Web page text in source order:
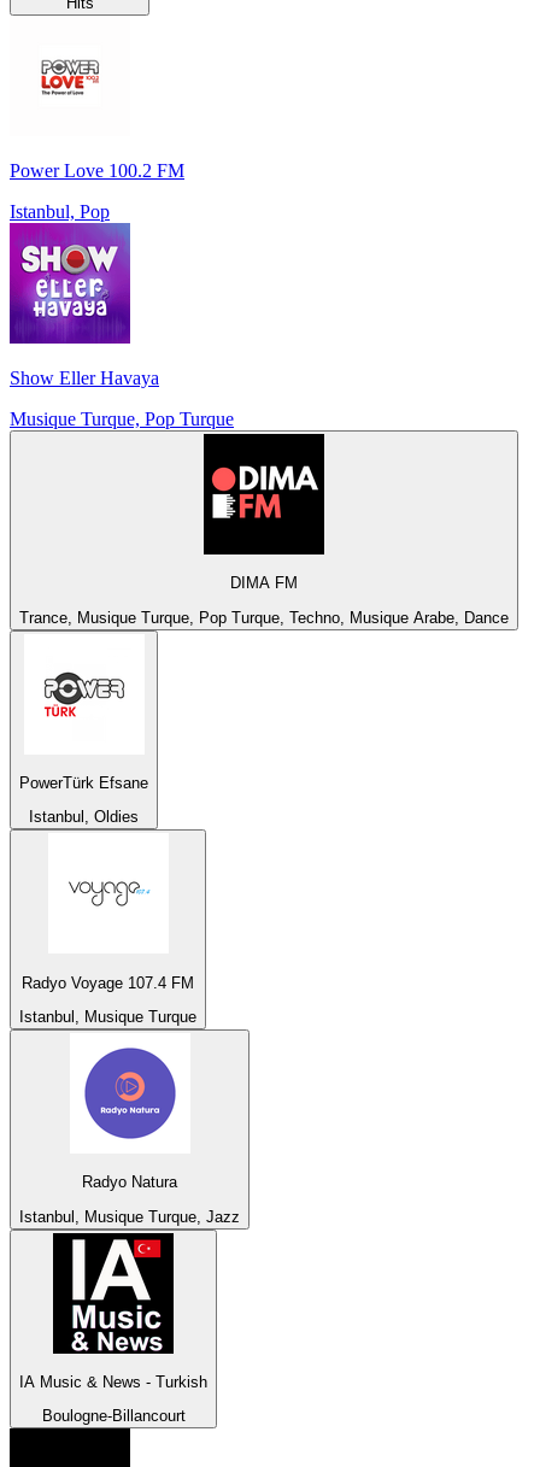
Power Love 100.2 FM
Istanbul, Pop
Show Eller Havaya
Musique Turque, Pop Turque
DIMA FM
Trance, Musique Turque, Pop Turque, Techno, Musique Arabe, Dance
PowerTürk Efsane
Istanbul, Oldies
Radyo Voyage 107.4 FM
Istanbul, Musique Turque
Radyo Natura
Istanbul, Musique Turque, Jazz
IA Music & News - Turkish
Boulogne-Billancourt